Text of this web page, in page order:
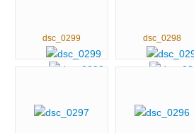
dsc_0299 dsc_0298